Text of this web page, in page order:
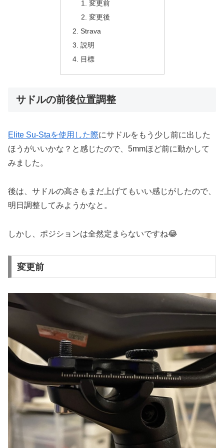
変更前
変更後
Strava
説明
目標
サドルの前後位置調整
Elite Su-Staを使用した際にサドルをもう少し前に出した
ほうがいいかな？と感じたので、5mmほど前に動かして
みました。
後は、サドルの高さもまだ上げてもいい感じがしたので、
明日調整してみようかなと。
しかし、ポジションは全然定まらないですね😂
変更前